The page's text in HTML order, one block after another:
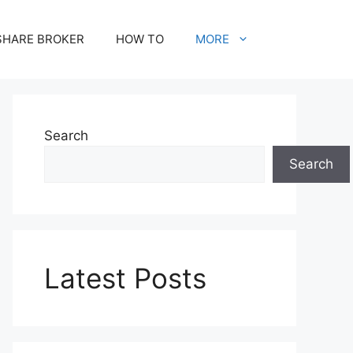
BROKER HOW TO MORE
Search
Search
Latest Posts